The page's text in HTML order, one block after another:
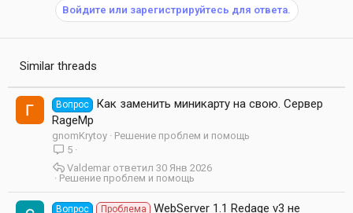
Войдите или зарегистрируйтесь для ответа.
Similar threads
Вопрос
Как заменить миникарту на свою. Сервер
RageMp
gnomKrytoy
Решение проблем и помощь
5
Решение проблем и помощь
30 Янв 2026
Valdemar
Вопрос Проблема
WebServer 1.1 Redage v3 не